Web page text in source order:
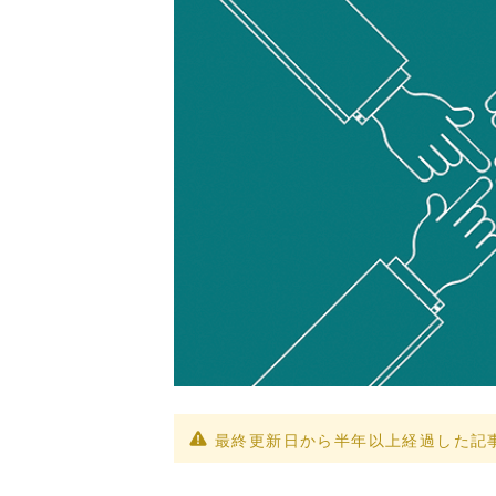
最終更新日から半年以上経過した記